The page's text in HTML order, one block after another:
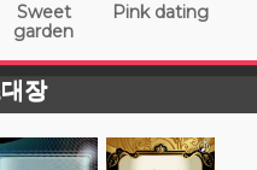
Sweet
garden
Pink dating
장